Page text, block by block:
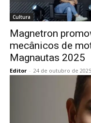
Cultura
Magnetron
mecânicos de
Magnautas 2025
Editor - 24 de outubro de 2025